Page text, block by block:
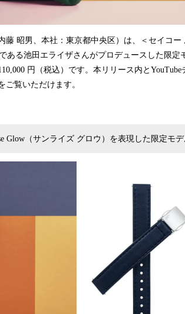
昭男、本社：東京都中央区）は、＜セイコー
ある池田エライザさんがプロデュースした限定
円（税込）です。本リリース内とYouTube
覧いただけます。
Glow（サンライズ グロウ）を表現した限定モ